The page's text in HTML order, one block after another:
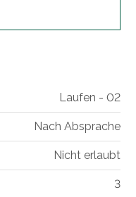
Laufen - 02
Nach Absprache
Nicht erlaubt
3